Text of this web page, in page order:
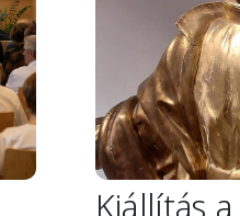
Kiállítás